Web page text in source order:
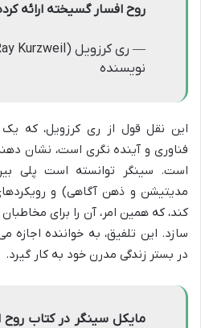
روح افسار گسیخته ارائه
نویسنده
این نقل قول از ری کرزویل، که
فناوری و آینده نگری است، نشان
است. سینگر توانسته است پلی
مدیتیشن و ذهن آگاهی) و
کند، که همین امر، آن را برای
سازد. این تلفیق، به خواننده اجازه
در بستر زندگی مدرن خود به کار گیرد.
مایکل سینگر در کتاب